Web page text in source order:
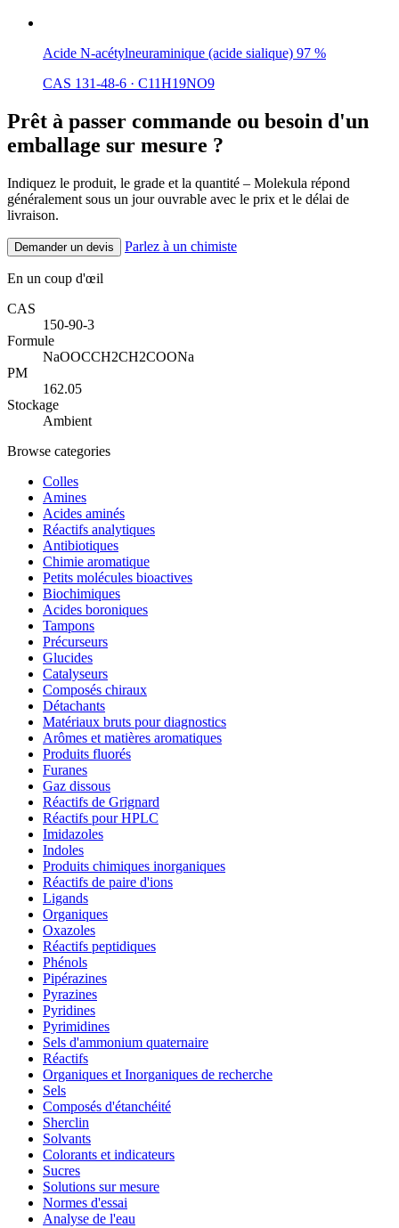
Acide N-acétylneuraminique (acide sialique) 97 %
CAS 131-48-6 · C11H19NO9
Prêt à passer commande ou besoin d'un
emballage sur mesure ?
Indiquez le produit, le grade et la quantité – Molekula répond
généralement sous un jour ouvrable avec le prix et le délai de
livraison.
Demander un devis Parlez à un chimiste
En un coup d'œil
CAS
150-90-3
Formule
NaOOCCH2CH2COONa
PM
162.05
Stockage
Ambient
Browse categories
Colles
Amines
Acides aminés
Réactifs analytiques
Antibiotiques
Chimie aromatique
Petits molécules bioactives
Biochimiques
Acides boroniques
Tampons
Précurseurs
Glucides
Catalyseurs
Composés chiraux
Détachants
Matériaux bruts pour diagnostics
Arômes et matières aromatiques
Produits fluorés
Furanes
Gaz dissous
Réactifs de Grignard
Réactifs pour HPLC
Imidazoles
Indoles
Produits chimiques inorganiques
Réactifs de paire d'ions
Ligands
Organiques
Oxazoles
Réactifs peptidiques
Phénols
Pipérazines
Pyrazines
Pyridines
Pyrimidines
Sels d'ammonium quaternaire
Réactifs
Organiques et Inorganiques de recherche
Sels
Composés d'étanchéité
Sherclin
Solvants
Colorants et indicateurs
Sucres
Solutions sur mesure
Normes d'essai
Analyse de l'eau